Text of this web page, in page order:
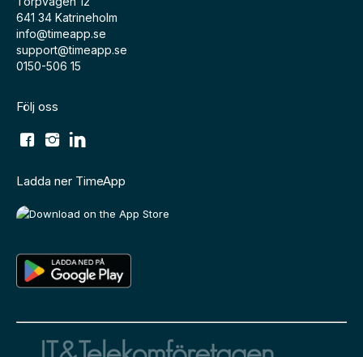
641 34 Katrineholm
info@timeapp.se
support@timeapp.se
0150-506 15
Följ oss
Ladda ner TimeApp